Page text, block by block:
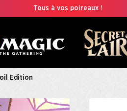
Tous à vos poireaux !
Edition